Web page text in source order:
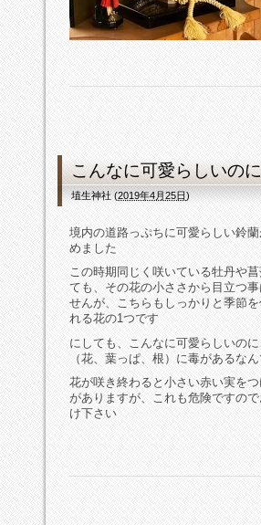
こんなに可愛らしいのに
埴生神社(2019年4月25日)
境内の道路っぷちに可愛らしい鈴
めました
この時期同じく咲いている牡丹や
ても、その花の小ささから目立つ事
せんが、こちらもしっかりと季節を
れる花の1つです
にしても、こんなに可愛らしいの
（花、葉っぱ、根）に毒があるなん
花が咲き終わると小さい赤い実をつ
がありますが、これも危険ですの
け下さい